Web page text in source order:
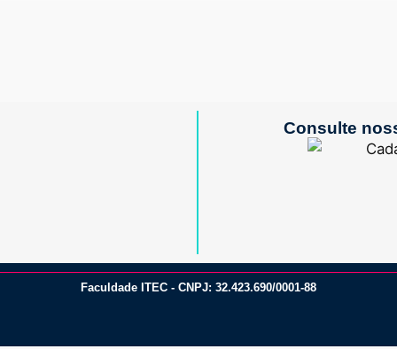
Consulte
Faculdade ITEC - CNPJ: 32.423.690/0001-88